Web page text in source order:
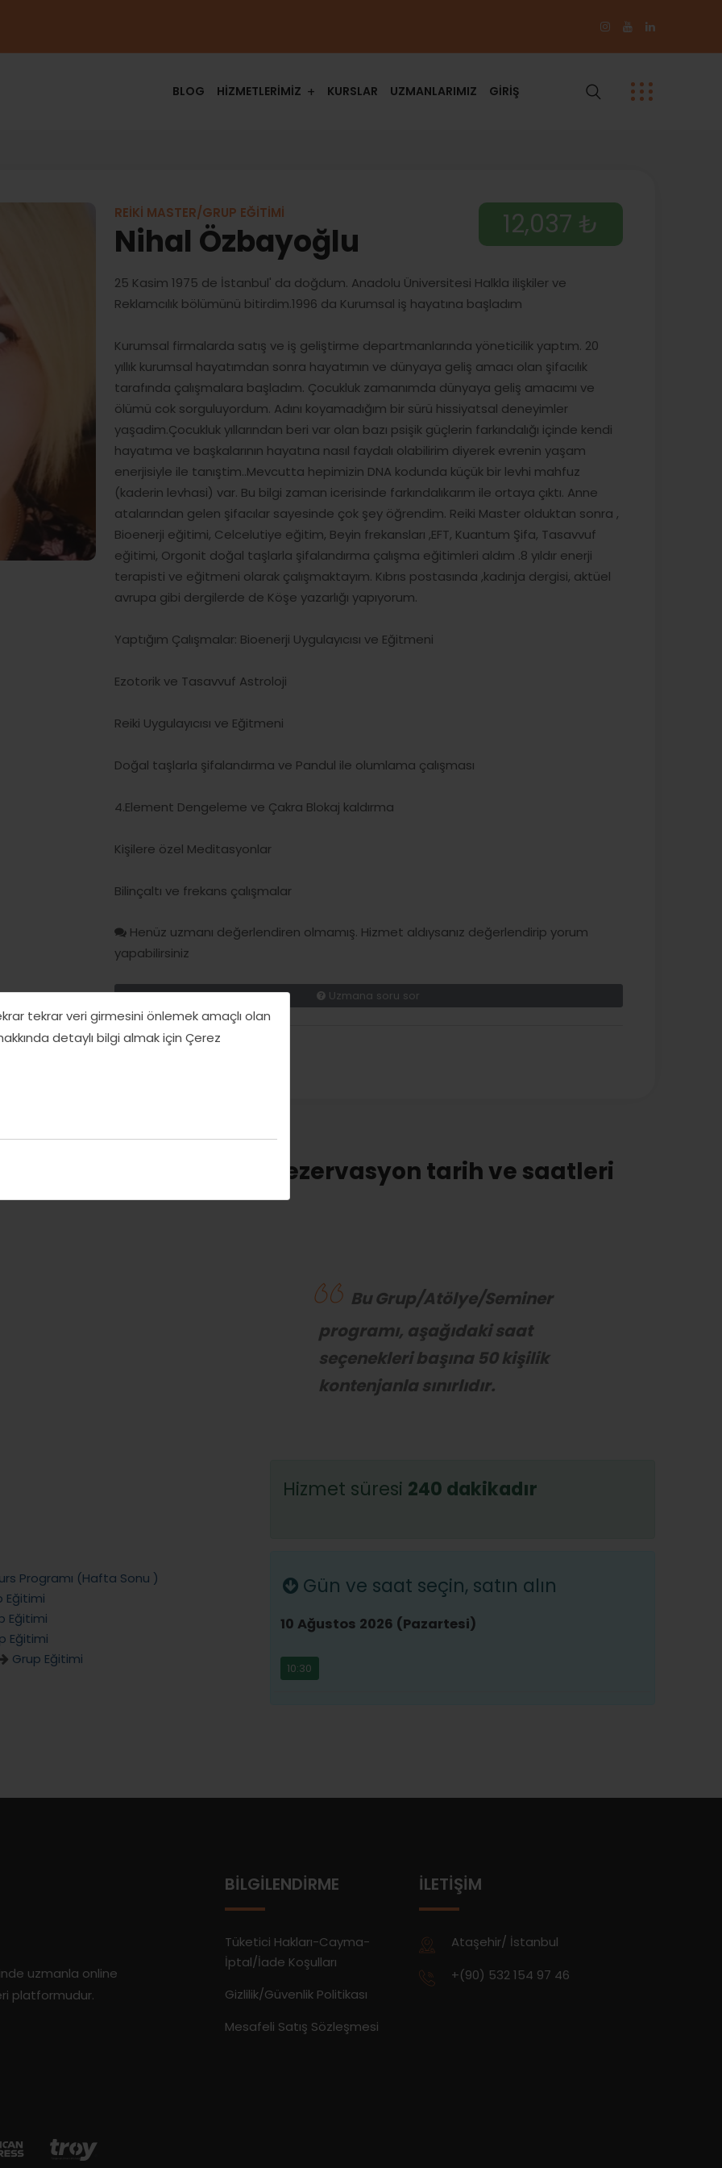
tekrar veri girmesini önlemek amaçlı olan
detaylı bilgi almak için Çerez
BLOG HİZMETLERİMİZ KURSLAR UZMANLARIMIZ GİRİŞ
REİKİ MASTER/GRUP EĞİTİMİ
Nihal Özbayoğlu 12,037 ₺
25 Kasim 1975 de İstanbul' da doğdum. Anadolu Üniversitesi Halkla ilişkiler ve
Reklamcılık bölümünü bitirdim.1996 da Kurumsal iş hayatına başladım
Kurumsal firmalarda satış ve iş geliştirme departmanlarında yöneticilik yaptım. 20
yıllık kurumsal hayatımdan sonra hayatımın ve dünyaya geliş amacı olan şifacılık
tarafında çalışmalara başladım. Çocukluk zamanımda dünyaya geliş amacımı ve
ölümü cok sorguluyordum. Adını koyamadığım bir sürü hissiyatsal deneyimler
yaşadim.Çocukluk yıllarından beri var olan bazı psişik güçlerin farkındalığı içinde kendi
hayatıma ve başkalarının hayatına nasıl faydalı olabilirim diyerek evrenin yaşam
enerjisiyle ile tanıştim..Mevcutta hepimizin DNA kodunda küçük bir levhi mahfuz
(kaderin levhasi) var. Bu bilgi zaman icerisinde farkındalıkarım ile ortaya çıktı. Anne
atalarından gelen şifacılar sayesinde çok şey öğrendim. Reiki Master olduktan sonra ,
Bioenerji eğitimi, Celcelutiye eğitim, Beyin frekansları ,EFT, Kuantum Şifa, Tasavvuf
eğitimi, Orgonit doğal taşlarla şifalandırma çalışma eğitimleri aldım .8 yıldır enerji
terapisti ve eğitmeni olarak çalışmaktayım. Kıbrıs postasında ,kadınja dergisi, aktüel
avrupa gibi dergilerde de Köşe yazarlığı yapıyorum.
Yaptığım Çalışmalar: Bioenerji Uygulayıcısı ve Eğitmeni
Ezotorik ve Tasavvuf Astroloji
Reiki Uygulayıcısı ve Eğitmeni
Doğal taşlarla şifalandırma ve Pandul ile olumlama çalışması
4.Element Dengeleme ve Çakra Blokaj kaldırma
Kişilere özel Meditasyonlar
Bilinçaltı ve frekans çalışmalar
Henüz uzmanı değerlendiren olmamış. Hizmet aldıysanız değerlendirip yorum
yapabilirsiniz
Uzmana soru sor
Programı (Hafta Sonu )
Eğitimi
Eğitimi
Eğitimi
Grup Eğitimi
Rezervasyon tarih ve saatleri
Bu Grup/Atölye/Seminer
programı, aşağıdaki saat
seçenekleri başına 50 kişilik
kontenjanla sınırlıdır.
Hizmet süresi 240 dakikadır
Gün ve saat seçin, satın alın
10 Ağustos 2026 (Pazartesi)
10:30
uzmanla online
platformudur.
BILGILENDIRME
Tüketici Hakları-Cayma-
İptal/İade Koşulları
Gizlilik/Güvenlik Politikası
Mesafeli Satış Sözleşmesi
İLETIŞIM
Ataşehir/ İstanbul
+(90) 532 154 97 46